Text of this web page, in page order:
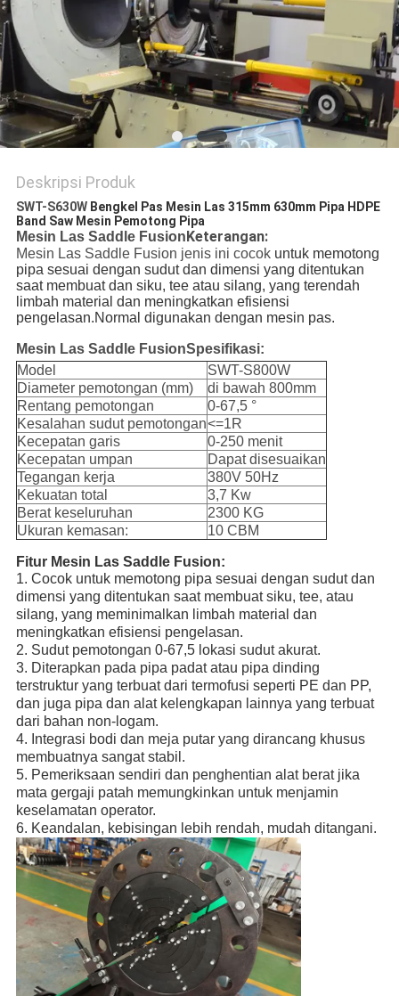
Deskripsi Produk
SWT-S630W Bengkel Pas Mesin Las 315mm 630mm Pipa HDPE
Band Saw Mesin Pemotong Pipa
Mesin Las Saddle Fusion Keterangan:
Mesin Las Saddle Fusion jenis ini cocok untuk memotong
pipa sesuai dengan sudut dan dimensi yang ditentukan
limbah material dan meningkatkan efisiensi
pengelasan.Normal digunakan dengan mesin pas.
Mesin Las Saddle FusionSpesifikasi:
Model
SWT-S800W
Diameter pemotongan (mm)
di bawah 800mm
Rentang pemotongan
0-67,5 °
Kesalahan sudut pemotongan<=1R
Kecepatan garis
0-250 menit
Kecepatan umpan
Dapat disesuaikan
Tegangan kerja
380V 50Hz
Kekuatan total
3,7 Kw
Berat keseluruhan
2300 KG
Ukuran kemasan:
10 CBM
Fitur Mesin Las Saddle Fusion:
1. Cocok untuk memotong pipa sesuai dengan sudut dan
dimensi yang ditentukan saat membuat siku, tee, atau
silang, yang meminimalkan limbah material dan
meningkatkan efisiensi pengelasan.
2. Sudut pemotongan 0-67,5 lokasi sudut akurat.
3. Diterapkan pada pipa padat atau pipa dinding
terstruktur yang terbuat dari termofusi seperti PE dan PP,
dan juga pipa dan alat kelengkapan lainnya yang terbuat
dari bahan non-logam.
4. Integrasi bodi dan meja putar yang dirancang khusus
membuatnya sangat stabil.
5. Pemeriksaan sendiri dan penghentian alat berat jika
mata gergaji patah memungkinkan untuk menjamin
keselamatan operator.
6. Keandalan, kebisingan lebih rendah, mudah ditangani.